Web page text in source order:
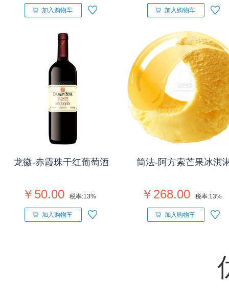
加入购物车 加入购物车
龙徽-赤霞珠干红葡萄酒
￥50.00 税率:13%
加入购物车
简法-阿方索芒果冰淇
￥268.00 税率:13%
加入购物车